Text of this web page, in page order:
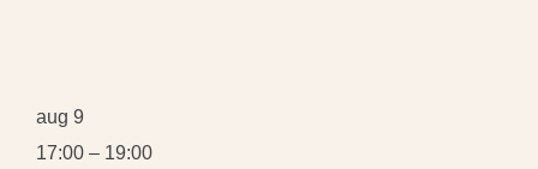
aug 9
17:00 – 19:00